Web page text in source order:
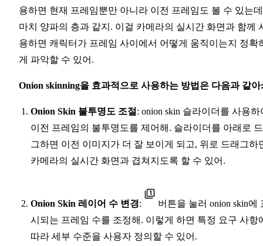
용하면 현재 프레임뿐만 아니라 이전 프레임도 볼 수 있는
마치 양파의 층과 같지. 이걸 카메라의 실시간 화면과 함께
용하면 캐릭터가 프레임 사이에서 어떻게 움직이는지 정확
게 파악할 수 있어.
Onion skinning을 효과적으로 사용하는 방법은 다음과 같아:
Onion Skin 불투명도 조절 : onion skin 슬라이더를 사용하
이전 프레임의 불투명도를 제어해. 슬라이더를 아래로
그하면 이전 이미지가 더 잘 보이게 되고, 위로 드래그하
카메라의 실시간 화면과 겹쳐지도록 할 수 있어.
Onion Skin 레이어 수 변경:
버튼을 눌러 onion skin에
시되는 프레임 수를 조정해. 이렇게 하면 특정 요구 사항
따라 세부 수준을 사용자 정의할 수 있어.